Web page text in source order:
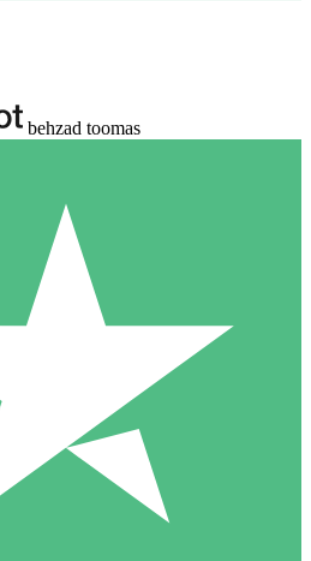
behzad toomas